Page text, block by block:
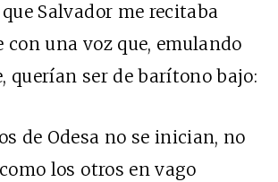
Salvador me recitaba
una voz que, emulando
querían ser de barítono bajo:
de Odesa no se inician, no
los otros en vago